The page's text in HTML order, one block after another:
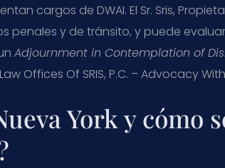
cargos de DWAI. El Sr. Sris,
penales y de tránsito, y puede
Adjournment in Contemplation of
Offices Of SRIS, P.C. – Advocacy
York y cómo